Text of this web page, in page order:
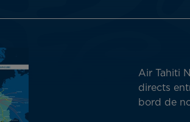
Air Tahiti
directs
bord de